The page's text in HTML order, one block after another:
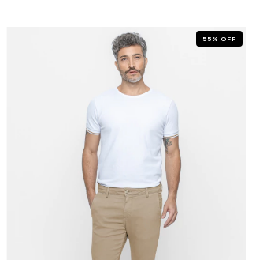
55 % OFF